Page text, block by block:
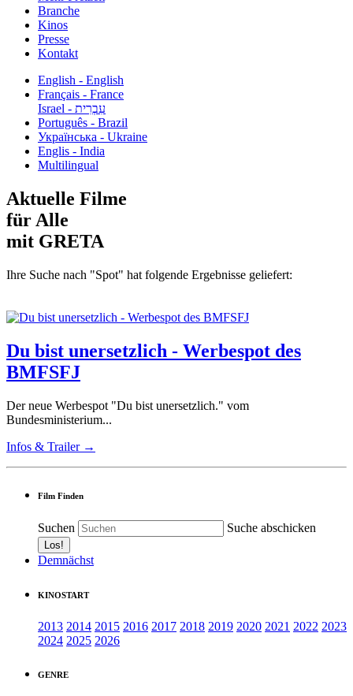
Branche
Kinos
Presse
Kontakt
English - English
Français - France
עִבְרִית - Israel
Português - Brazil
Українська - Ukraine
Englis - India
Multilingual
Aktuelle Filme
für Alle
mit GRETA
Ihre Suche nach "Spot" hat folgende Ergebnisse geliefert:
Du bist unersetzlich - Werbespot des
BMFSFJ
Der neue Werbespot "Du bist unersetzlich." vom
Bundesministerium...
Infos & Trailer →
Film Finden
Suchen Suche abschicken
Demnächst
KINOSTART
2013 2014 2015 2016 2017 2018 2019 2020 2021 2022 2023
2024 2025 2026
GENRE